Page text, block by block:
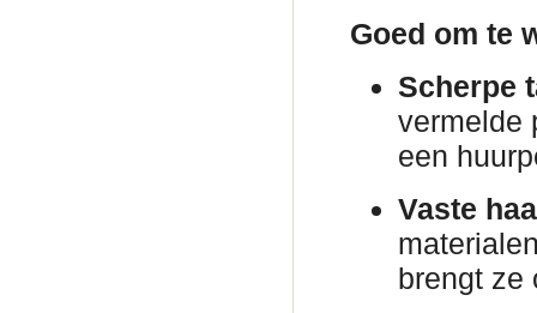
Goed om te
Scherpe
vermelde
een
Vaste
brengt